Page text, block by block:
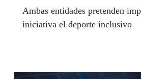
Ambas entidades pretenden
iniciativa el deporte inclusivo